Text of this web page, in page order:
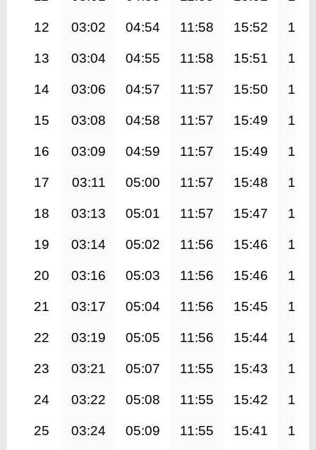
12 03:02 04:54 11:58 15:52
13 03:04 04:55 11:58 15:51
14 03:06 04:57 11:57 15:50
15 03:08 04:58 11:57 15:49
16 03:09 04:59 11:57 15:49
17 03:11 05:00 11:57 15:48
18 03:13 05:01 11:57 15:47
19 03:14 05:02 11:56 15:46
20 03:16 05:03 11:56 15:46
21 03:17 05:04 11:56 15:45
22 03:19 05:05 11:56 15:44
23 03:21 05:07 11:55 15:43
24 03:22 05:08 11:55 15:42
25 03:24 05:09 11:55 15:41